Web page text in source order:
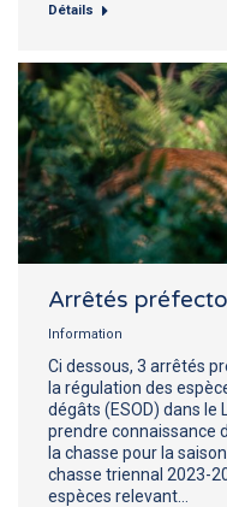
Détails
Arrêtés
Information
Ci dessous, 3 arrêtés
la régulation des
dégâts (ESOD) dans le
prendre connaissance
la chasse pour la
chasse triennal 2023-
espèces relevant…